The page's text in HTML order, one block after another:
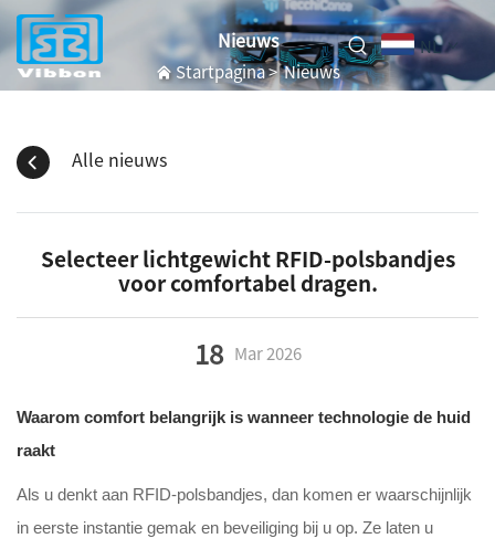
NL
Nieuws
Startpagina>Nieuws
Alle nieuws
Selecteer lichtgewicht RFID-polsbandjes
voor comfortabel dragen.
18 Mar2026
Waarom comfort belangrijk is wanneer technologie de huid
raakt
Als u denkt aan RFID-polsbandjes, dan komen er waarschijnlijk
in eerste instantie gemak en beveiliging bij u op. Ze laten u